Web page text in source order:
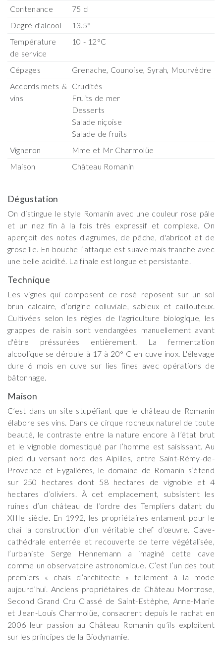
Contenance
75 cl
Degré d'alcool
13.5°
Température
de service
10 - 12°C
Cépages
Grenache, Counoise, Syrah, Mourvèdre
Accords mets &
vins
Crudités
Fruits de mer
Desserts
Salade niçoise
Salade de fruits
Vigneron
Mme et Mr Charmolüe
Maison
Château Romanin
Dégustation
On distingue le style Romanin avec une couleur rose pâle
et un nez fin à la fois très expressif et complexe. On
aperçoit des notes d'agrumes, de pêche, d'abricot et de
groseille. En bouche l’attaque est suave mais franche avec
une belle acidité. La finale est longue et persistante.
Technique
Les vignes qui composent ce rosé reposent sur un sol
brun calcaire, d’origine colluviale, sableux et caillouteux.
Cultivées selon les règles de l'agriculture biologique, les
grappes de raisin sont vendangées manuellement avant
d'être préssurées entièrement. La fermentation
alcoolique se déroule à 17 à 20° C en cuve inox. L'élevage
dure 6 mois en cuve sur lies fines avec opérations de
bâtonnage.
Maison
C’est dans un site stupéfiant que le château de Romanin
élabore ses vins. Dans ce cirque rocheux naturel de toute
beauté, le contraste entre la nature encore à l’état brut
et le vignoble domestiqué par l’homme est saisissant. Au
pied du versant nord des Alpilles, entre Saint-Rémy-de-
Provence et Eygalières, le domaine de Romanin s’étend
sur 250 hectares dont 58 hectares de vignoble et 4
hectares d’oliviers. À cet emplacement, subsistent les
ruines d’un château de l’ordre des Templiers datant du
XIIIe siècle. En 1992, les propriétaires entament pour le
chai la construction d’un véritable chef d’œuvre. Cave-
cathédrale enterrée et recouverte de terre végétalisée,
l’urbaniste Serge Hennemann a imaginé cette cave
comme un observatoire astronomique. C’est l’un des tout
premiers « chais d’architecte » tellement à la mode
aujourd’hui. Anciens propriétaires de Château Montrose,
Second Grand Cru Classé de Saint-Estèphe, Anne-Marie
et Jean-Louis Charmolüe, consacrent depuis le rachat en
2006 leur passion au Château Romanin qu’ils exploitent
sur les principes de la Biodynamie.